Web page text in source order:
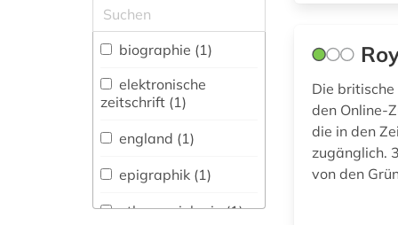
Allgemeine und
vergleichende Sprach-
und
Literaturwissenschaft.
Indogermanistik.
Außereuropäische
Literaturen (0)
Anglistik.
Amerikanistik (0)
biographie (1)
elektronische
zeitschrift (1)
england (1)
epigraphik (1)
ethnosoziologie (1)
Die
den Online-
die in den
zugänglich.
von den